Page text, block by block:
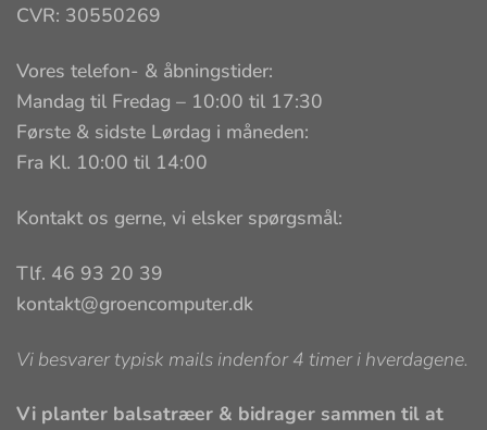
CVR: 30550269
Vores telefon- & åbningstider:
Mandag til Fredag – 10:00 til 17:30
Første & sidste Lørdag i måneden:
Fra Kl. 10:00 til 14:00
Kontakt os gerne, vi elsker spørgsmål:
Tlf. 46 93 20 39
kontakt@groencomputer.dk
Vi besvarer typisk mails indenfor 4 timer i hverdagene.
Vi planter balsatræer & bidrager sammen til at